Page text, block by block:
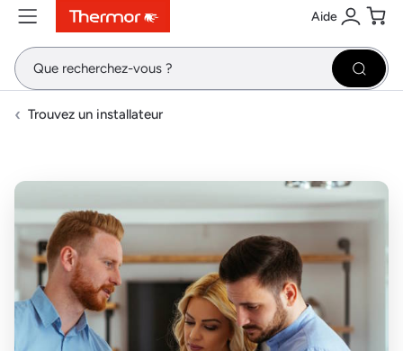
ContenuMenuRecherche Aide
Se
Trouvez un installateur